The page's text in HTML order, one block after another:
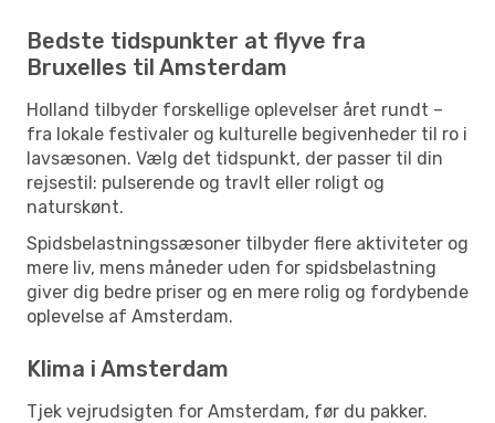
Bedste tidspunkter at flyve fra
Bruxelles til Amsterdam
Holland tilbyder forskellige oplevelser året rundt –
fra lokale festivaler og kulturelle begivenheder til ro i
lavsæsonen. Vælg det tidspunkt, der passer til din
rejsestil: pulserende og travlt eller roligt og
naturskønt.
Spidsbelastningssæsoner tilbyder flere aktiviteter og
mere liv, mens måneder uden for spidsbelastning
giver dig bedre priser og en mere rolig og fordybende
oplevelse af Amsterdam.
Klima i Amsterdam
Tjek vejrudsigten for Amsterdam, før du pakker.